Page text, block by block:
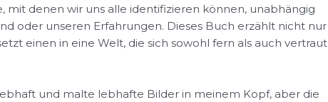
mit denen wir uns alle identifizieren können, unabhängig
oder unseren Erfahrungen. Dieses Buch erzählt nicht nur
einen in eine Welt, die sich sowohl fern als auch vertraut
und malte lebhafte Bilder in meinem Kopf, aber die